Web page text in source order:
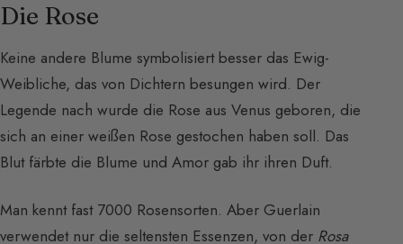
Die Rose
Keine andere Blume symbolisiert besser das Ewig-
Weibliche, das von Dichtern besungen wird. Der
Legende nach wurde die Rose aus Venus geboren, die
sich an einer weißen Rose gestochen haben soll. Das
Blut färbte die Blume und Amor gab ihr ihren Duft.
Man kennt fast 7000 Rosensorten. Aber Guerlain
verwendet nur die seltensten Essenzen, von der Rosa